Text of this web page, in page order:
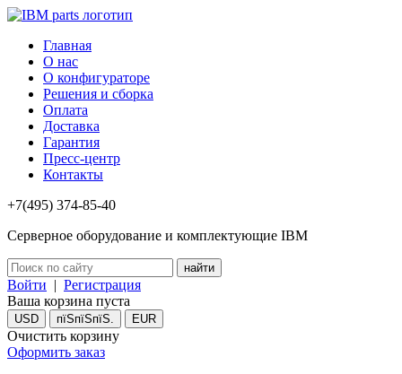
Главная
О нас
О конфигураторе
Решения и сборка
Оплата
Доставка
Гарантия
Пресс-центр
Контакты
+7(495) 374-85-40
Серверное оборудование и комплектующие IBM
Войти | Регистрация
Ваша корзина пуста
USD пїЅпїЅпїЅ. EUR
Очистить корзину
Оформить заказ